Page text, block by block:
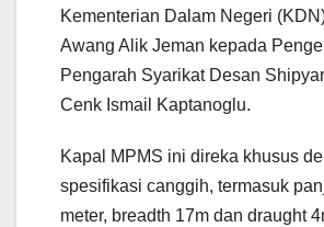
Kementerian Dalam Negeri
Awang Alik Jeman kepada
Pengarah Syarikat Desan
Cenk Ismail Kaptanoglu.
Kapal MPMS ini direka khusus
spesifikasi canggih, termasuk
meter, breadth 17m dan draught